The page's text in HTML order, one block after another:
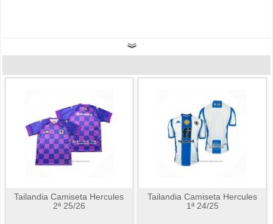
Tailandia Camiseta Hercules
2ª 25/26
Tailandia Camiseta Hercules
1ª 24/25